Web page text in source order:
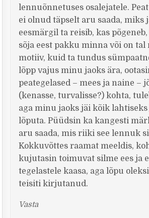
lennuõnnetuses osalejatele.
ei olnud täpselt aru saada, miks
eesmärgil ta reisib, kas
sõja eest pakku minna või on
motiiv, kuid ta tundus
lõpp vajus minu jaoks ära,
peategelased – mees ja naine –
(kenasse, turvalisse?) kohta,
aga minu jaoks jäi kõik
lõputa. Püüdsin ka kangesti
aru saada, mis riiki see lennuk
Kokkuvõttes raamat meeldis,
kujutasin toimuvat silme ees ja
tegelastele kaasa, aga lõpu
teisiti kirjutanud.
Vasta